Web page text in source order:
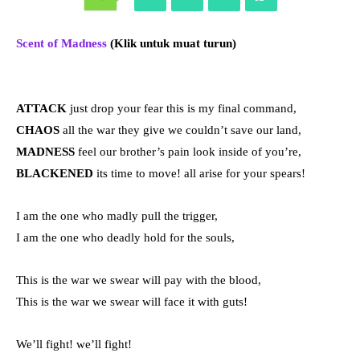
Scent of Madness (Klik untuk muat turun)
ATTACK just drop your fear this is my final command,
CHAOS all the war they give we couldn’t save our land,
MADNESS feel our brother’s pain look inside of you’re,
BLACKENED its time to move! all arise for your spears!
I am the one who madly pull the trigger,
I am the one who deadly hold for the souls,
This is the war we swear will pay with the blood,
This is the war we swear will face it with guts!
We’ll fight! we’ll fight!